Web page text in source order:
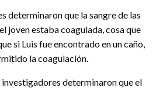
determinaron que la sangre de las
joven estaba coagulada, cosa que
si Luis fue encontrado en un caño,
la coagulación.
determinaron que el